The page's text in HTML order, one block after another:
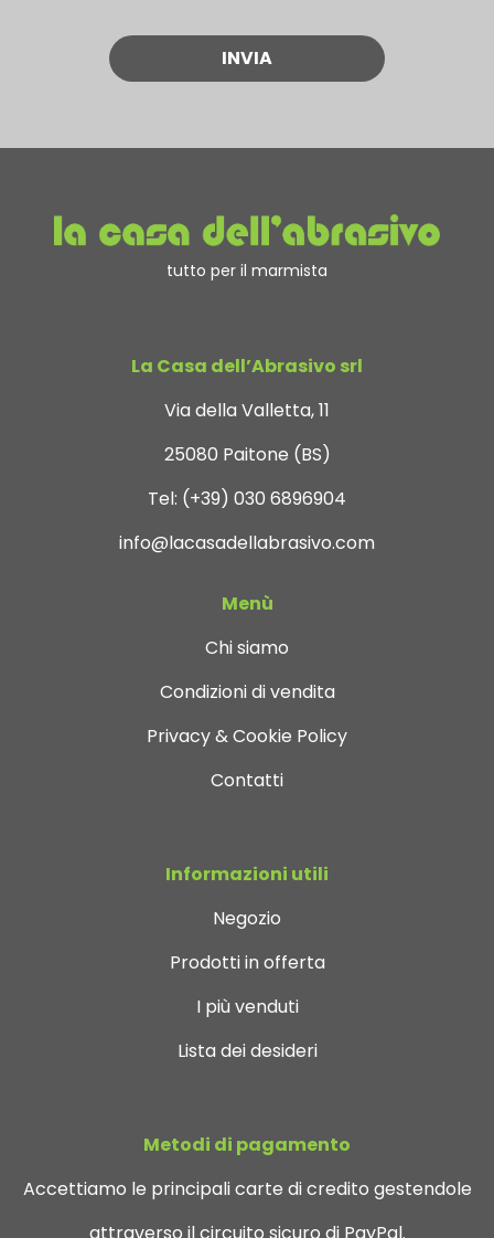
tutto per il marmista
La Casa dell’Abrasivo srl
Via della Valletta, 11
25080 Paitone (BS)
Tel: (+39) 030 6896904
info@lacasadellabrasivo.com
Menù
Chi siamo
Condizioni di vendita
Privacy & Cookie Policy
Contatti
Informazioni utili
Negozio
Prodotti in offerta
I più venduti
Lista dei desideri
Metodi di pagamento
Accettiamo le principali carte di credito gestendole
attraverso il circuito sicuro di PayPal.